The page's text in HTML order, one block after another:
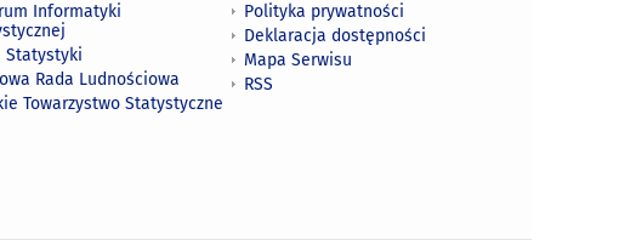
Informatyki
Statystyki
Rada Ludnościowa
Towarzystwo Statystyczne
Polityka prywatności
Deklaracja dostępności
Mapa Serwisu
RSS